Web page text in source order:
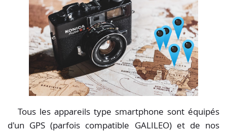
Tous les appareils type smartphone sont équipés
d'un GPS (parfois compatible GALILEO) et de nos